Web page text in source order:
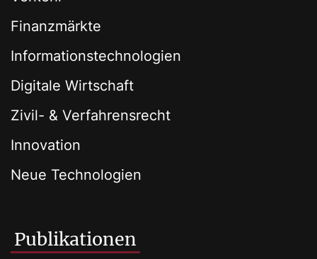
Finanzmärkte
Informationstechnologien
Digitale Wirtschaft
Zivil- & Verfahrensrecht
Innovation
Neue Technologien
Publikationen